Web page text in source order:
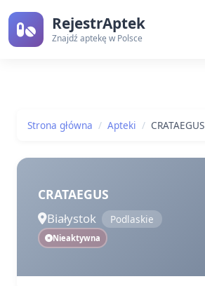
RejestrAptek
Znajdź aptekę w Polsce
Strona główna Apteki CRATAEGUS
CRATAEGUS
Białystok Podlaskie
Nieaktywna